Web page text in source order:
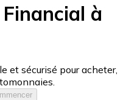
à
et sécurisé pour acheter,